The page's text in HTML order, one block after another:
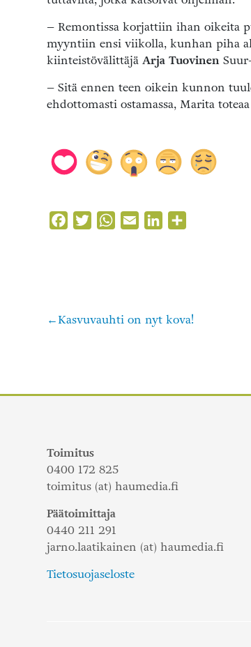
– Remontissa korjattiin ihan oikeita
myyntiin ensi viikolla, kunhan piha
kiinteistövälittäjä Arja Tuovinen
– Sitä ennen teen oikein kunnon
ehdottomasti ostamassa, Marita
FacebookTwitterWhatsApp
Email LinkedIn
Artikkelien
Kasvuvauhti on nyt kova!
Toimitus
0400 172 825
toimitus (at) haumedia.fi
Päätoimittaja
0440 211 291
jarno.laatikainen (at) haumedia.fi
Tietosuojaseloste